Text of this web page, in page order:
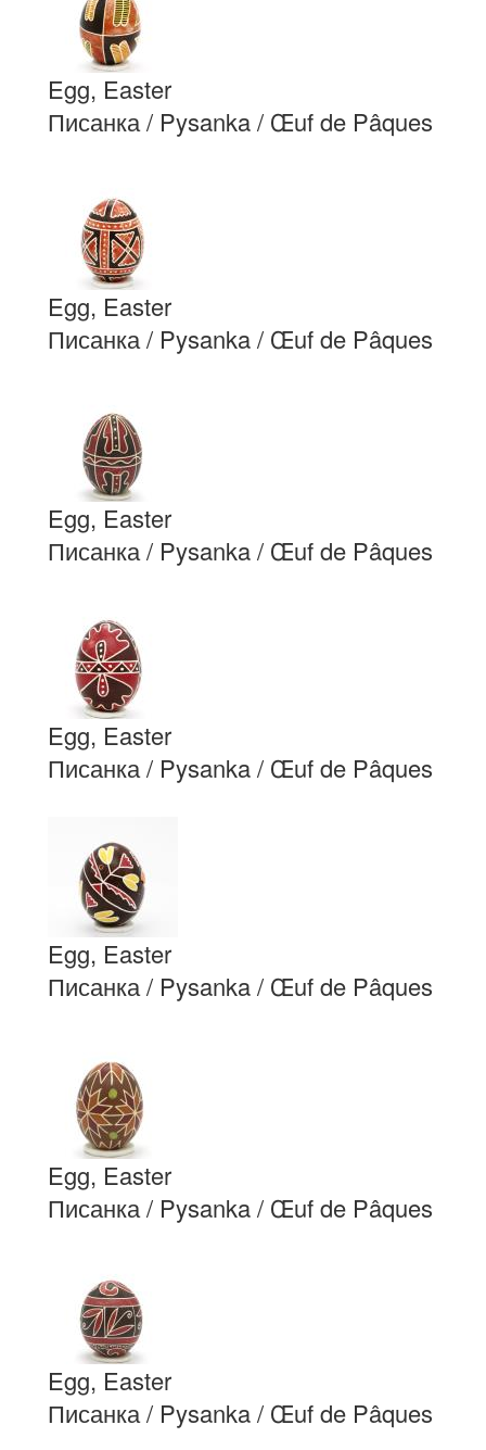
Egg, Easter
Писанка / Pysanka / Œuf de Pâques
Egg, Easter
Писанка / Pysanka / Œuf de Pâques
Egg, Easter
Писанка / Pysanka / Œuf de Pâques
Egg, Easter
Писанка / Pysanka / Œuf de Pâques
Egg, Easter
Писанка / Pysanka / Œuf de Pâques
Egg, Easter
Писанка / Pysanka / Œuf de Pâques
Egg, Easter
Писанка / Pysanka / Œuf de Pâques